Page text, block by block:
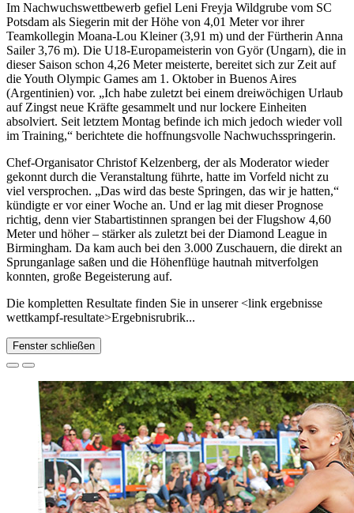
Im Nachwuchswettbewerb gefiel Leni Freyja Wildgrube vom SC
Potsdam als Siegerin mit der Höhe von 4,01 Meter vor ihrer
Teamkollegin Moana-Lou Kleiner (3,91 m) und der Fürtherin Anna
Sailer 3,76 m). Die U18-Europameisterin von Györ (Ungarn), die in
dieser Saison schon 4,26 Meter meisterte, bereitet sich zur Zeit auf
die Youth Olympic Games am 1. Oktober in Buenos Aires
(Argentinien) vor. „Ich habe zuletzt bei einem dreiwöchigen Urlaub
auf Zingst neue Kräfte gesammelt und nur lockere Einheiten
absolviert. Seit letztem Montag befinde ich mich jedoch wieder voll
im Training,“ berichtete die hoffnungsvolle Nachwuchsspringerin.
Chef-Organisator Christof Kelzenberg, der als Moderator wieder
gekonnt durch die Veranstaltung führte, hatte im Vorfeld nicht zu
viel versprochen. „Das wird das beste Springen, das wir je hatten,“
kündigte er vor einer Woche an. Und er lag mit dieser Prognose
richtig, denn vier Stabartistinnen sprangen bei der Flugshow 4,60
Meter und höher – stärker als zuletzt bei der Diamond League in
Birmingham. Da kam auch bei den 3.000 Zuschauern, die direkt an
Sprunganlage saßen und die Höhenflüge hautnah mitverfolgen
konnten, große Begeisterung auf.
Die kompletten Resultate finden Sie in unserer <link ergebnisse
wettkampf-resultate>Ergebnisrubrik...
Fenster schließen